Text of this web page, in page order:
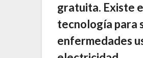
gratuita. Existe
tecnología para
enfermedades